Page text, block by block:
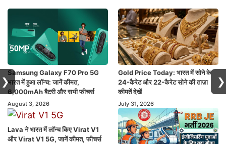
Samsung Galaxy F70 Pro 5G
भारत में हुआ लॉन्च: जानें कीमत,
6,000mAh बैटरी और सभी फीचर्स
August 3, 2026
Gold Price Today: भारत में सोने के
24-कैरेट और 22-कैरेट सोने की ताज़ा
कीमतें देखें
July 31, 2026
Lava ने भारत में लॉन्च किए Virat V1
और Virat V1 5G, जानें कीमत, फीचर्स
❯ ❯